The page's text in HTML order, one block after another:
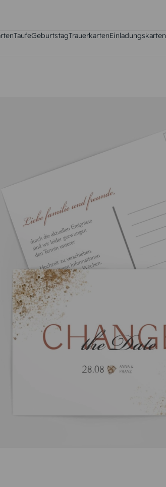
TaufeGeburtstagTrauerkartenEinladungskarten